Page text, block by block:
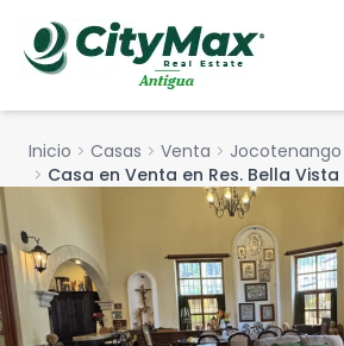
Inicio chevron_right Casas chevron_right Venta chevron_right Jocotenango
chevron_right Casa en Venta en Res. Bella Vista